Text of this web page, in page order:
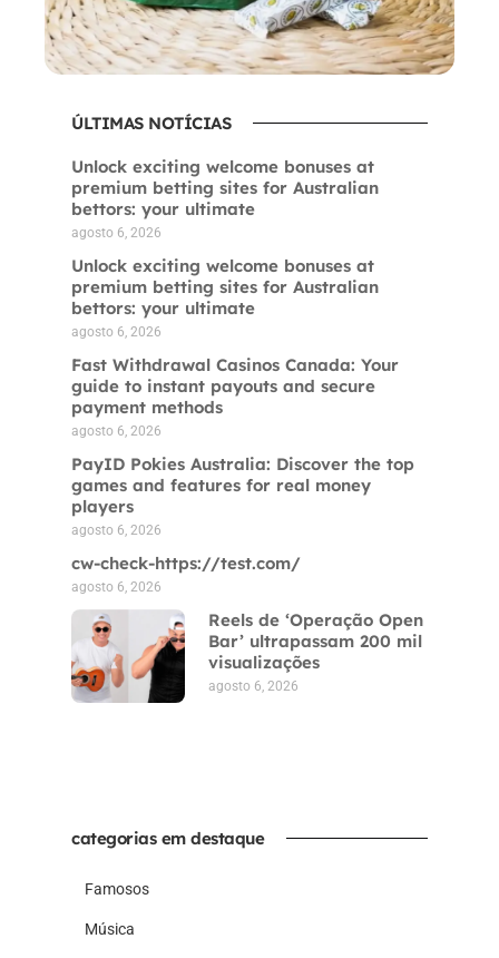
ÚLTIMAS NOTÍCIAS
Unlock exciting welcome bonuses at
premium betting sites for Australian
bettors: your ultimate
agosto 6, 2026
Unlock exciting welcome bonuses at
premium betting sites for Australian
bettors: your ultimate
agosto 6, 2026
Fast Withdrawal Casinos Canada: Your
guide to instant payouts and secure
payment methods
agosto 6, 2026
PayID Pokies Australia: Discover the top
games and features for real money
players
agosto 6, 2026
cw-check-https://test.com/
agosto 6, 2026
Reels de ‘Operação Open
Bar’ ultrapassam 200 mil
visualizações
agosto 6, 2026
categorias em destaque
Famosos
Música